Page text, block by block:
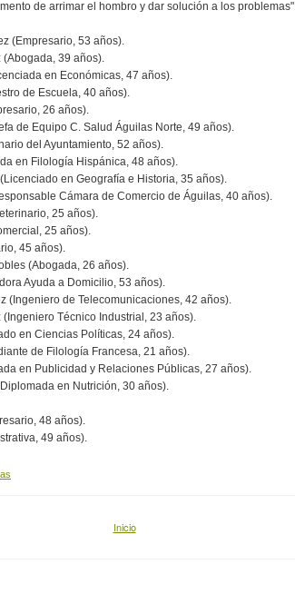
de arrimar el hombro y dar solución a los problemas".
(Empresario, 53 años).
39 años).
en Económicas, 47 años).
de Escuela, 40 años).
26 años).
de Equipo C. Salud Águilas Norte, 49 años).
del Ayuntamiento, 52 años).
en Filología Hispánica, 48 años).
en Geografía e Historia, 35 años).
Cámara de Comercio de Águilas, 40 años).
25 años).
25 años).
45 años).
(Abogada, 26 años).
Ayuda a Domicilio, 53 años).
(Ingeniero de Telecomunicaciones, 42 años).
Técnico Industrial, 23 años).
en Ciencias Políticas, 24 años).
de Filología Francesa, 21 años).
en Publicidad y Relaciones Públicas, 27 años).
en Nutrición, 30 años).
48 años).
49 años).
Inicio